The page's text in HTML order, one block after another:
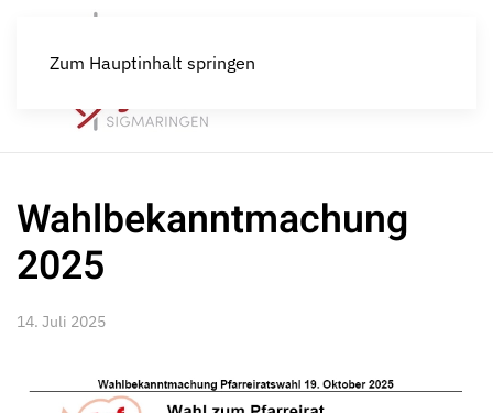
Zum Hauptinhalt springen
Wahlbekanntmachung
2025
14. Juli 2025